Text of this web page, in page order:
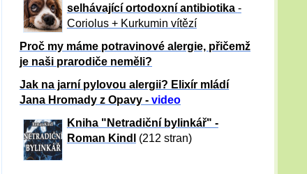
selhávající ortodoxní antibiotika -
Coriolus + Kurkumin vítězí
Proč my máme potravinové alergie, přičemž
je naši prarodiče neměli?
Jak na jarní pylovou alergii? Elixír mládí
Jana Hromady z Opavy - video
Kniha "Netradiční bylinkář" -
Roman Kindl
(212 stran)